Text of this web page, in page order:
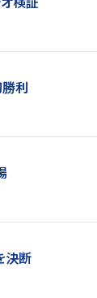
利
決断